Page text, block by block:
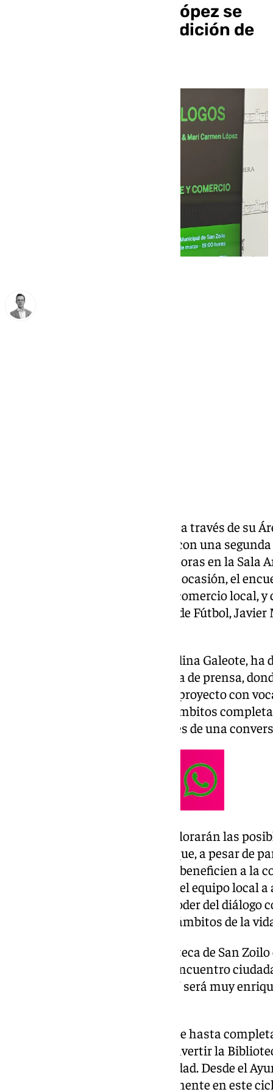
empresaria Carmen López se
unen en la segunda edición de
El Ayuntamiento de Antequera, a través de su
impulsando el ciclo «Diálogos» con una
jueves 27 de marzo a las 19:00 horas en la
Municipal de San Zoilo. En esta ocasión, el
relaciones entre el deporte y el comercio local,
entrenador del Antequera Club de Fútbol,
El concejal de Cultura, José Medina Galeote,
esta nueva entrega en una rueda de prensa,
esta iniciativa: «Diálogos es un proyecto con
objetivo es unir a personas de ámbitos
el entendimiento mutuo a través de una
En esta segunda edición, se explorarán las
el comercio local, dos sectores que, a pesar de
encontrar puntos de unión que beneficien a la
invitó no solo a los seguidores del equipo local
ciudadanos interesados en el poder del diálogo
acercamiento entre diferentes ámbitos de la
«Queremos consolidar la Biblioteca de San
para el debate, la reflexión y el encuentro
esta nueva entrega de ‘Diálogos’ será muy
El evento, que tiene entrada libre hasta
un ciclo mensual que busca convertir la
dinámico y abierto a la comunidad. Desde el
ciudadanos a participar activamente en este